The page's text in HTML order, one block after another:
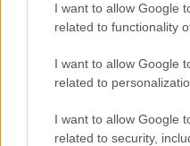
I want to allow Google
related to functionality
I want to allow Google
related to
I want to allow Google
related to security,